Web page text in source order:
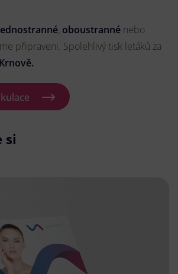
, oboustranné nebo
připraveni. Spolehlivý tisk letáků za
si